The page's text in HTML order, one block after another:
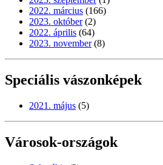
2022. március (166)
2023. október (2)
2022. április (64)
2023. november (8)
Speciális vászonképek
2021. május (5)
Városok-országok